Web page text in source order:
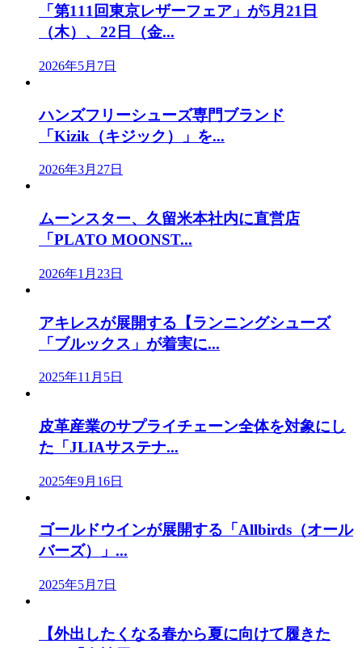
「第111回東京レザーフェア」が5月21日
（木）、22日（金...
2026年5月7日
ハンズフリーシューズ専門ブランド
「Kizik（キジック）」を...
2026年3月27日
ムーンスター、久留米本社内に直営店
「PLATO MOONST...
2026年1月23日
アキレスが展開する【ランニングシューズ
「ブルックス」が着実に...
2025年11月5日
皮革産業のサプライチェーン全体を対象にし
た「JLIAサステナ...
2025年9月16日
ゴールドウインが展開する「Allbirds（オール
バーズ）」...
2025年5月7日
【外出したくなる春から夏に向けて履きた